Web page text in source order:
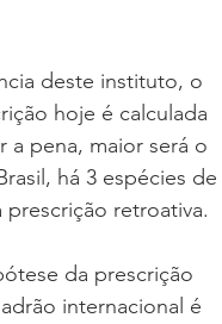
deste instituto, o
hoje é calculada
pena, maior será o
há 3 espécies de
retroativa.
da prescrição
internacional é